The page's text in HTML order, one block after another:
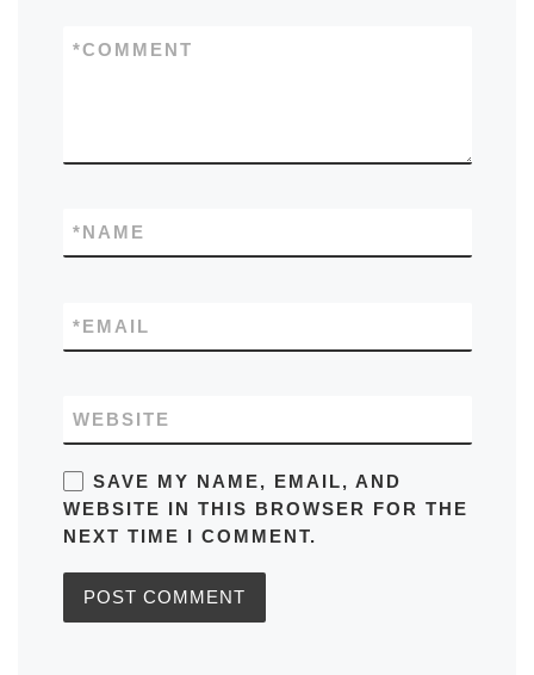
COMMENT
*
NAME
*
EMAIL
*
WEBSITE
SAVE MY NAME, EMAIL, AND
WEBSITE IN THIS BROWSER FOR THE
NEXT TIME I COMMENT.